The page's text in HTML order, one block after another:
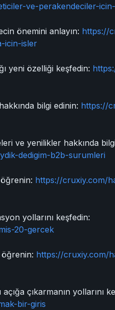
ve-perakendeciler-
önemini anlayın: https://
icin-isler
yeni özelliği keşfedin:
bilgi edinin: https://
ve yenilikler hakkında
dedigim-b2b-surumleri
https://cruxiy.com/
yollarını keşfedin:
20-gercek
öğrenin: https://cruxiy.com/
çıkarmanın yollarını
bir-giris